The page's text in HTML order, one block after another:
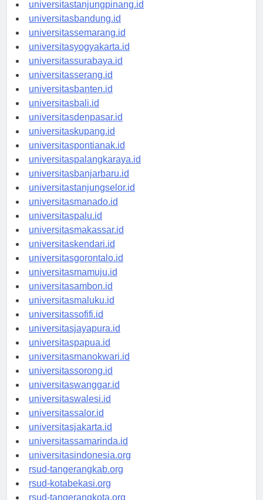
universitastanjungpinang.id
universitasbandung.id
universitassemarang.id
universitasyogyakarta.id
universitassurabaya.id
universitasserang.id
universitasbanten.id
universitasbali.id
universitasdenpasar.id
universitaskupang.id
universitaspontianak.id
universitaspalangkaraya.id
universitasbanjarbaru.id
universitastanjungselor.id
universitasmanado.id
universitaspalu.id
universitasmakassar.id
universitaskendari.id
universitasgorontalo.id
universitasmamuju.id
universitasambon.id
universitasmaluku.id
universitassofifi.id
universitasjayapura.id
universitaspapua.id
universitasmanokwari.id
universitassorong.id
universitaswanggar.id
universitaswalesi.id
universitassalor.id
universitasjakarta.id
universitassamarinda.id
universitasindonesia.org
rsud-tangerangkab.org
rsud-kotabekasi.org